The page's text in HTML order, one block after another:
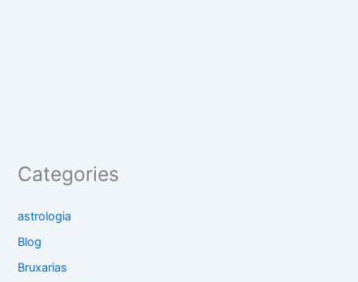
Categories
astrologia
Blog
Bruxarias